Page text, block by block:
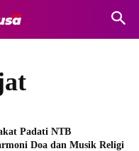
Padati NTB
Doa dan Musik Religi